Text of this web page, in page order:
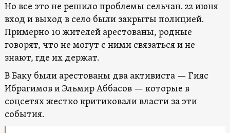
Но все это не решило проблемы сельчан. 22 июня
вход и выход в село были закрыты полицией.
Примерно 10 жителей арестованы, родные
говорят, что не могут с ними связаться и не
знают, где их держат.
В Баку были арестованы два активиста — Гияс
Ибрагимов и Эльмир Аббасов — которые в
соцсетях жестко критиковали власти за эти
события.